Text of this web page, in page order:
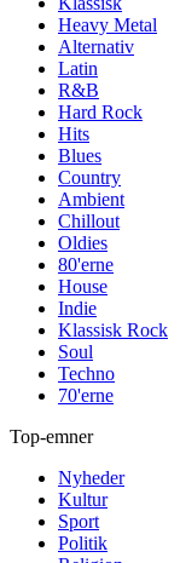
Heavy Metal
Alternativ
Latin
R&B
Hard Rock
Hits
Blues
Country
Ambient
Chillout
Oldies
80'erne
House
Indie
Klassisk Rock
Soul
Techno
70'erne
Top-emner
Nyheder
Kultur
Sport
Politik